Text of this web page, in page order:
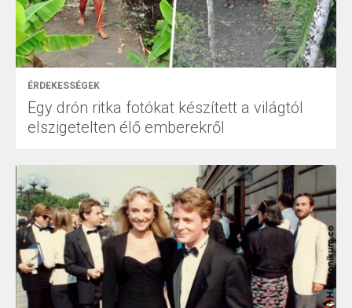
ÉRDEKESSÉGEK
Egy drón ritka fotókat készített a világtól
elszigetelten élő emberekről